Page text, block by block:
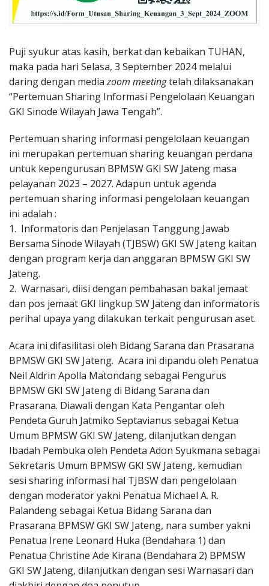
Puji syukur atas kasih, berkat dan kebaikan TUHAN,
maka pada hari Selasa, 3 September 2024 melalui
daring dengan mediazoom meetingtelah dilaksanakan
“Pertemuan Sharing Informasi Pengelolaan Keuangan
GKI Sinode Wilayah Jawa Tengah”.
Pertemuan sharing informasi pengelolaan keuangan
ini merupakan pertemuan sharing keuangan perdana
untuk kepengurusan BPMSW GKI SW Jateng masa
pelayanan 2023 – 2027. Adapun untuk agenda
pertemuan sharing informasi pengelolaan keuangan
ini adalah :
1. Informatoris dan Penjelasan Tanggung Jawab
Bersama Sinode Wilayah (TJBSW) GKI SW Jateng kaitan
dengan program kerja dan anggaran BPMSW GKI SW
Jateng.
2. Warnasari, diisi dengan pembahasan bakal jemaat
dan pos jemaat GKI lingkup SW Jateng dan informatoris
perihal upaya yang dilakukan terkait pengurusan aset.
Acara ini difasilitasi oleh Bidang Sarana dan Prasarana
BPMSW GKI SW Jateng. Acara ini dipandu oleh Penatua
Neil Aldrin Apolla Matondang sebagai Pengurus
BPMSW GKI SW Jateng di Bidang Sarana dan
Prasarana. Diawali dengan Kata Pengantar oleh
Pendeta Guruh Jatmiko Septavianus sebagai Ketua
Umum BPMSW GKI SW Jateng, dilanjutkan dengan
Ibadah Pembuka oleh Pendeta Adon Syukmana sebagai
Sekretaris Umum BPMSW GKI SW Jateng, kemudian
sesi sharing informasi hal TJBSW dan pengelolaan
dengan moderator yakni Penatua Michael A. R.
Palandeng sebagai Ketua Bidang Sarana dan
Prasarana BPMSW GKI SW Jateng, nara sumber yakni
Penatua Irene Leonard Huka (Bendahara 1) dan
Penatua Christine Ade Kirana (Bendahara 2) BPMSW
GKI SW Jateng, dilanjutkan dengan sesi Warnasari dan